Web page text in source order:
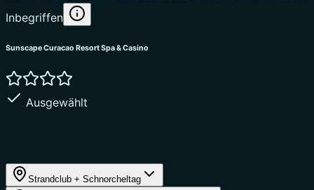
Inbegriffen
Sunscape Curacao Resort Spa & Casino
Ausgewählt
Strandclub + Schnorcheltag